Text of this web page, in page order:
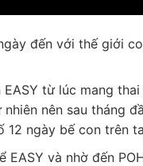
đến với thế giới
từ lúc mang
nên sau tháng
12 ngày bế con trên
EASY và nhờ đến